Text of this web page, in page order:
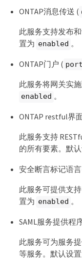
ONTAP消息传送 (
此服务支持发布
置为 enabled 。
ONTAP门户 (
此服务将网关实
enabled 。
ONTAP restful界
此服务支持
的所有要素。默
安全断言标记语
此服务可提供支
置为 enabled 。
SAML服务提供程
此服务可为服务
等服务。默认设